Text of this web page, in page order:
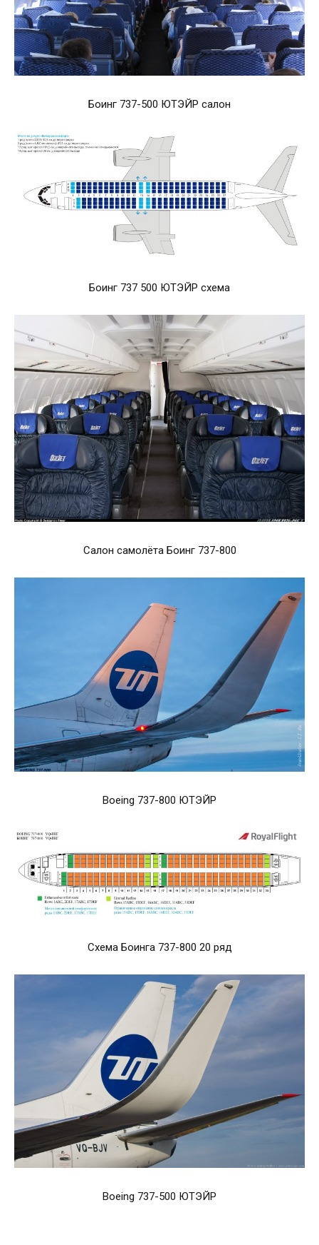
Боинг 737-500 ЮТЭЙР салон
Боинг 737 500 ЮТЭЙР схема
Салон самолёта Боинг 737-800
Boeing 737-800 ЮТЭЙР
Схема Боинга 737-800 20 ряд
Boeing 737-500 ЮТЭЙР